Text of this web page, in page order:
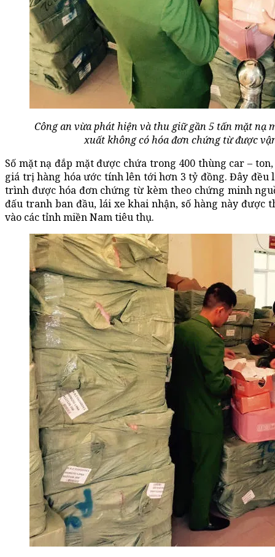
Công an vừa phát hiện và thu giữ gần 5 tấn mặt nạ
xuất không có hóa đơn chứng từ được
Số mặt nạ đắp mặt được chứa trong 400 thùng car –
giá trị hàng hóa ước tính lên tới hơn 3 tỷ đồng. Đây đều
trình được hóa đơn chứng từ kèm theo chứng minh
đấu tranh ban đầu, lái xe khai nhận, số hàng này được
vào các tỉnh miền Nam tiêu thụ.